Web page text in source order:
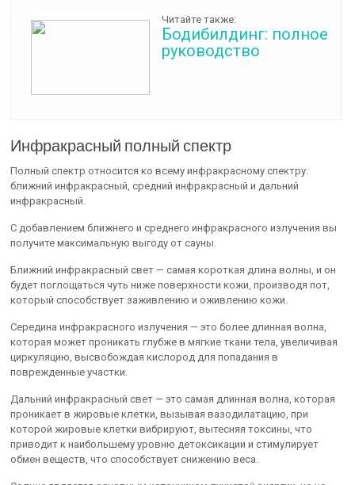
Читайте также:
Бодибилдинг: полное
руководство
Инфракрасный полный спектр
Полный спектр относится ко всему инфракрасному спектру:
ближний инфракрасный, средний инфракрасный и дальний
инфракрасный.
С добавлением ближнего и среднего инфракрасного излучения вы
получите максимальную выгоду от сауны.
Ближний инфракрасный свет — самая короткая длина волны, и он
будет поглощаться чуть ниже поверхности кожи, производя пот,
который способствует заживлению и оживлению кожи.
Середина инфракрасного излучения — это более длинная волна,
которая может проникать глубже в мягкие ткани тела, увеличивая
циркуляцию, высвобождая кислород для попадания в
поврежденные участки.
Дальний инфракрасный свет — это самая длинная волна, которая
проникает в жировые клетки, вызывая вазодилатацию, при
которой жировые клетки вибрируют, вытесняя токсины, что
приводит к наибольшему уровню детоксикации и стимулирует
обмен веществ, что способствует снижению веса.